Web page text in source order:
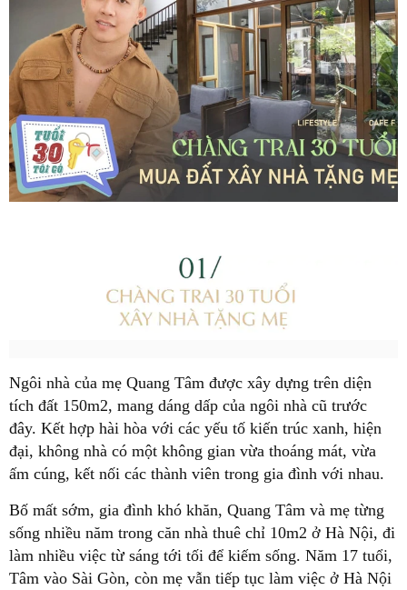
Ngôi nhà của mẹ Quang Tâm được xây dựng trên diện
tích đất 150m2, mang dáng dấp của ngôi nhà cũ trước
đây. Kết hợp hài hòa với các yếu tố kiến trúc xanh, hiện
đại, không nhà có một không gian vừa thoáng mát, vừa
ấm cúng, kết nối các thành viên trong gia đình với nhau.
Bố mất sớm, gia đình khó khăn, Quang Tâm và mẹ từng
sống nhiều năm trong căn nhà thuê chỉ 10m2 ở Hà Nội, đi
làm nhiều việc từ sáng tới tối để kiếm sống. Năm 17 tuổi,
Tâm vào Sài Gòn, còn mẹ vẫn tiếp tục làm việc ở Hà Nội